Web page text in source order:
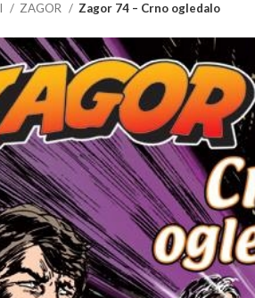
ZAGOR Zagor 74 – Crno ogledalo